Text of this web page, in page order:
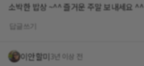
소박한 밥상 ~^^ 즐거운 주말 보내세요 ^^
이안할미 3년 이상 전